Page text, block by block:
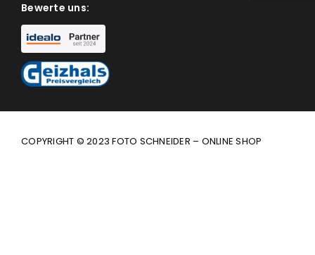
Bewerte uns:
COPYRIGHT © 2023 FOTO SCHNEIDER – ONLINE SHOP